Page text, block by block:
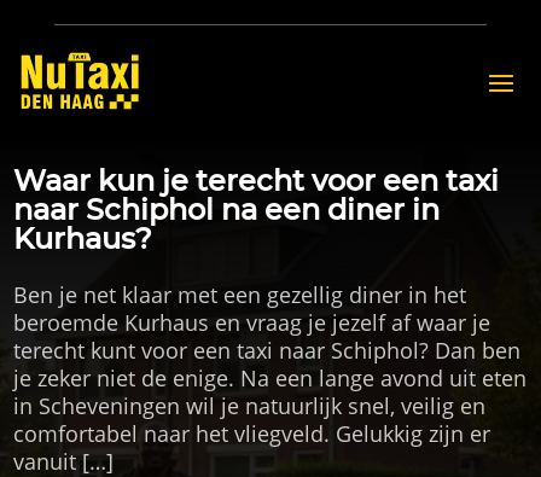
Waar kun je terecht voor een taxi
naar Schiphol na een diner in
Kurhaus?
Ben je net klaar met een gezellig diner in het
beroemde Kurhaus en vraag je jezelf af waar je
terecht kunt voor een taxi naar Schiphol? Dan ben
je zeker niet de enige. Na een lange avond uit eten
in Scheveningen wil je natuurlijk snel, veilig en
comfortabel naar het vliegveld. Gelukkig zijn er
vanuit […]